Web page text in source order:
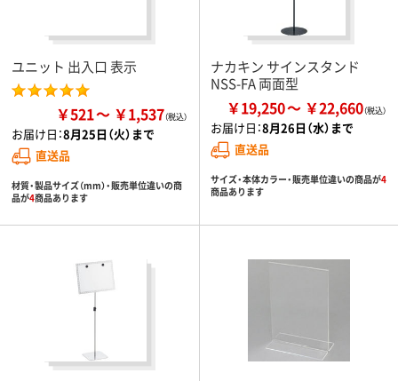
ユニット 出入口 表示
￥521 ￥1,537
お届け日：8月25日（火）まで
直送品
材質・製品サイズ（mm）・販売単位違いの商
品が4商品あります
ナカキン サインスタンド
NSS-FA 両面型
￥19,250 ￥22,660
お届け日：8月26日（水）まで
直送品
サイズ・本体カラー・販売単位違いの商品が4
商品あります